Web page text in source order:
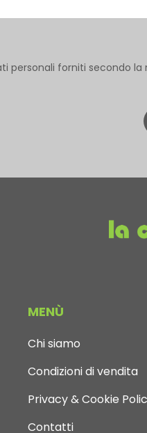
personali forniti secondo la
MENÙ
Chi siamo
Condizioni di vendita
Privacy & Cookie
Contatti